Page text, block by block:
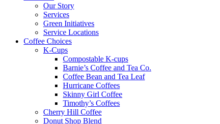
Our Story
Services
Green Initiatives
Service Locations
Coffee Choices
K-Cups
Compostable K-cups
Barnie’s Coffee and Tea Co.
Coffee Bean and Tea Leaf
Hurricane Coffees
Skinny Girl Coffee
Timothy’s Coffees
Cherry Hill Coffee
Donut Shop Blend